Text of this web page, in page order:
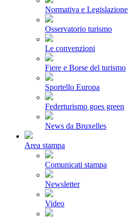
Normativa e Legislazione
Osservatorio turismo
Le convenzioni
Fiere e Borse del turismo
Sportello Europa
Federturismo goes green
News da Bruxelles
Area stampa
Comunicati stampa
Newsletter
Video